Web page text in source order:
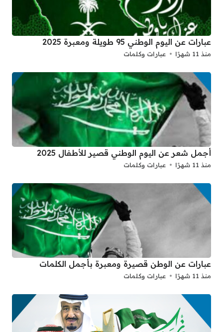
عبارات عن اليوم الوطني 95 طويلة ومعبرة 2025
منذ 11 شهرًا عبارات وكلمات
أجمل شعر عن اليوم الوطني قصير للأطفال 2025
منذ 11 شهرًا عبارات وكلمات
عبارات عن الوطن قصيرة ومعبرة بأجمل الكلمات
منذ 11 شهرًا عبارات وكلمات